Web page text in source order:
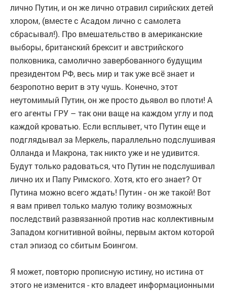
лично Путин, и он же лично отравил сирийских детей
хлором, (вместе с Асадом лично с самолета
сбрасывал!). Про вмешательство в американские
выборы, британский брексит и австрийского
полковника, самолично завербованного будущим
президентом РФ, весь мир и так уже всё знает и
безропотно верит в эту чушь. Конечно, этот
неутомимый Путин, он же просто дьявол во плоти! А
его агенты ГРУ – так они ваще на каждом углу и под
каждой кроватью. Если всплывет, что Путин еще и
подглядывал за Меркель, параллельно подслушивая
Олланда и Макрона, так никто уже и не удивится.
Будут только радоваться, что Путин не подслушивал
лично их и Папу Римского. Хотя, кто его знает? От
Путина можно всего ждать! Путин - он же такой! Вот
я вам привел только малую толику возможных
последствий развязанной против нас коллективным
Западом когнитивной войны, первым актом которой
стал эпизод со сбитым Боингом.
Я может, повторю прописную истину, но истина от
этого не изменится - кто владеет информационными